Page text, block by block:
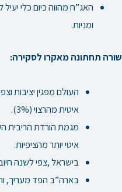
האג”ח מהווה כיום כלי
ומניות.
שורה תחתונה מאקרו לסקירה:
העולם מפגין יציבות
איטית מהרצוי (3%).
מגמת הורדת הריבית
איטי יותר מהציפיות.
בישראל ,צפי לשנה
בארה”ב הפד מעריך,